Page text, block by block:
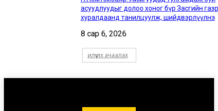
асуудлуудыг долоо хоног бүр Засгийн
хуралдаанд танилцуулж, шийдвэрлүүлнэ
8 сар 6, 2026
илүү их ачаалах